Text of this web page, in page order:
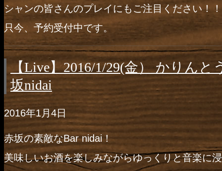
シャンの皆さんのプレイにもご注目ください！！
只今、予約受付中です。
【Live】2016/1/29(金） かりんと
坂nidai
2016年1月4日
赤坂の素敵なBar nidai！
美味しいお酒を楽しみながらゆっくりと音楽に